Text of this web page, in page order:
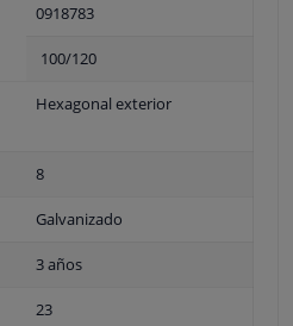
0918783
100/120
Hexagonal exterior
8
Galvanizado
3 años
23